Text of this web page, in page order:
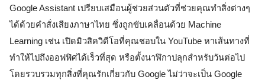
Google Assistant เปรียบเสมือนผู้ช่วยส่วนตัวที่ช่วยคุณทำสิ่งต่างๆ
ได้ด้วยคำสั่งเสียงภาษาไทย ซึ่งถูกขับเคลื่อนด้วย Machine
Learning เช่น เปิดมิวสิควิดีโอที่คุณชอบใน YouTube หาเส้นทางที่
ทำให้ไปถึงออฟฟิศได้เร็วที่สุด หรือตั้งนาฬิกาปลุกสำหรับวันต่อไป
โดยรวบรวมทุกสิ่งที่คุณรักเกี่ยวกับ Google ไม่ว่าจะเป็น Google